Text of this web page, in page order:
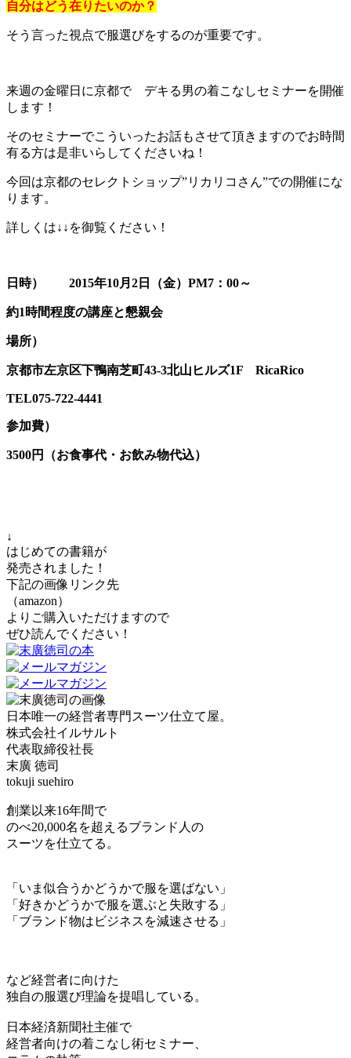
自分はどう在りたいのか？
そう言った視点で服選びをするのが重要です。
来週の金曜日に京都で デキる男の着こなしセミナーを開催
します！
そのセミナーでこういったお話もさせて頂きますのでお時間
有る方は是非いらしてくださいね！
今回は京都のセレクトショップ”リカリコさん”での開催にな
ります。
詳しくは↓↓を御覧ください！
日時） 2015年10月2日（金）PM7：00～
約1時間程度の講座と懇親会
場所）
京都市左京区下鴨南芝町43-3北山ヒルズ1F RicaRico
TEL075-722-4441
参加費）
3500円（お食事代・お飲み物代込）
↓
はじめての書籍が
発売されました！
下記の画像リンク先
（amazon）
よりご購入いただけますので
ぜひ読んでください！
日本唯一の経営者専門スーツ仕立て屋。
株式会社イルサルト
代表取締役社長
末廣 徳司
tokuji suehiro
創業以来16年間で
のべ20,000名を超えるブランド人の
スーツを仕立てる。
「いま似合うかどうかで服を選ばない」
「好きかどうかで服を選ぶと失敗する」
「ブランド物はビジネスを減速させる」
など経営者に向けた
独自の服選び理論を提唱している。
日本経済新聞社主催で
経営者向けの着こなし術セミナー、